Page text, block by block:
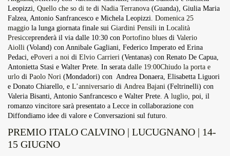
Leopizzi, Quello che so di te di Nadia Terranova (Guanda), Giulia Maria
Falzea, Antonio Sanfrancesco e Michela Leopizzi. Domenica 25
maggio la lunga giornata finale sui Giardini Pensili in Località
Presicceprenderà il via dalle 10:30 con Portofino blues di Valerio
Aiolli (Voland) con Annibale Gagliani, Federico Imperato ed Erina
Pedaci, ePoveri a noi di Elvio Carrieri (Ventanas) con Renato De Capua,
Antonietta Stasi e Walter Prete. In serata dalle 19:00Chiudo la porta e
urlo di Paolo Nori (Mondadori) con Andrea Donaera, Elisabetta Liguori
e Donato Chiarello, e L’anniversario di Andrea Bajani (Feltrinelli) con
Valeria Bisanti, Antonio Sanfrancesco e Walter Prete. A luglio, poi, il
romanzo vincitore sarà presentato a Lecce in collaborazione con
Diffondiamo idee di valore e Conversazioni sul futuro.
PREMIO ITALO CALVINO | LUCUGNANO | 14-
15 GIUGNO